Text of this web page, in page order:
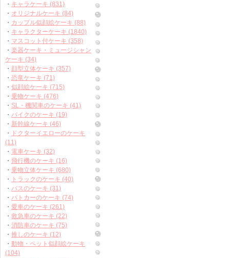
・ キャラケーキ (831)
・ オリジナルケーキ (84)
・ カップル似顔絵ケーキ (88)
・ キャラクターケーキ (1840)
・ マスコット付ケーキ (358)
・ 楽器ケーキ・ミュージシャン
ケーキ (34)
・ 顔型立体ケーキ (357)
・ 恐竜ケーキ (71)
・ 似顔絵ケーキ (715)
・ 乗物ケーキ (476)
・ SL・機関車のケーキ (41)
・ バイクのケーキ (19)
・ 新幹線ケーキ (46)
・
ドクターイエローのケーキ
(11)
・ 電車ケーキ (32)
・ 飛行機のケーキ (16)
・ 乗物立体ケーキ (680)
・
トラックのケーキ (40)
・ バスのケーキ (31)
・ パトカーのケーキ (74)
・ 愛車のケーキ (261)
・ 救急車のケーキ (22)
・ 消防車のケーキ (75)
・ 推しのケーキ (12)
・ 動物・ペット似顔絵ケーキ
(104)